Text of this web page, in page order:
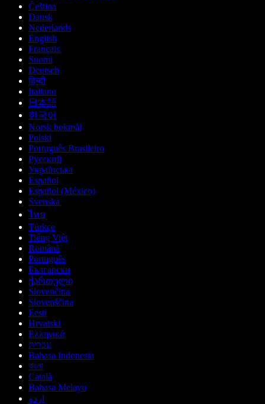
Čeština
Dansk
Nederlands
English
Français
Suomi
Deutsch
हिन्दी
Italiano
日本語
한국어
Norsk bokmål
Polski
Português Brasileiro
Русский
Українська
Español
Español (México)
Svenska
ไทย
Türkçe
Tiếng Việt
Română
Português
Български
ქართული
Slovenčina
Slovenščina
Eesti
Hrvatski
Ελληνικά
עברית
Bahasa Indonesia
বাংলা
Català
Bahasa Melayu
اردو